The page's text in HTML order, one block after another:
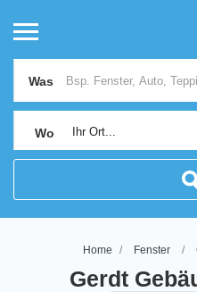
Was
Wo Ihr Ort...
Home Fenster
Gerdt